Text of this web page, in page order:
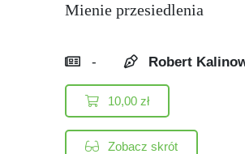
Mienie przesiedlenia
- Robert
10,00zł
Zobacz skrót